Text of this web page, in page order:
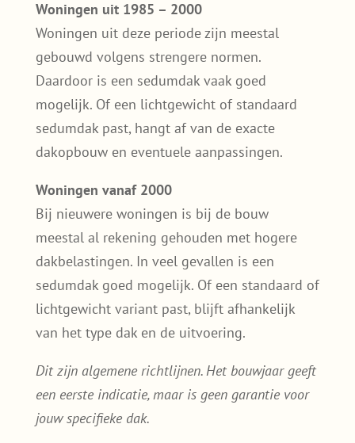
Woningen uit 1985 – 2000
Woningen uit deze periode zijn meestal
gebouwd volgens strengere normen.
Daardoor is een sedumdak vaak goed
mogelijk. Of een lichtgewicht of standaard
sedumdak past, hangt af van de exacte
dakopbouw en eventuele aanpassingen.
Woningen vanaf 2000
Bij nieuwere woningen is bij de bouw
meestal al rekening gehouden met hogere
dakbelastingen. In veel gevallen is een
sedumdak goed mogelijk. Of een standaard of
lichtgewicht variant past, blijft afhankelijk
van het type dak en de uitvoering.
Dit zijn algemene richtlijnen. Het bouwjaar geeft
een eerste indicatie, maar is geen garantie voor
jouw specifieke dak.